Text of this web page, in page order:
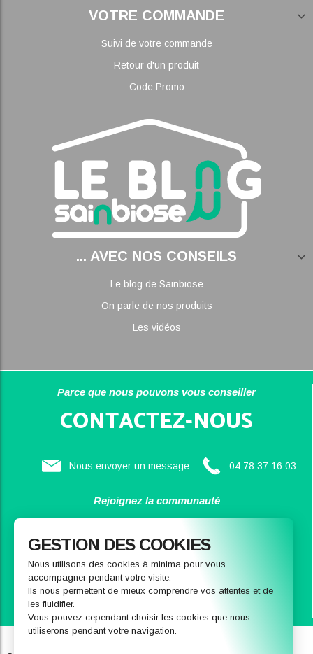
VOTRE COMMANDE
Suivi de votre commande
Retour d'un produit
Code Promo
... AVEC NOS CONSEILS
Le blog de Sainbiose
On parle de nos produits
Les vidéos
Parce que nous pouvons vous conseiller
CONTACTEZ-NOUS
Nous envoyer un message 04 78 37 16 03
Rejoignez la communauté
SAINBIOSE
GESTION DES COOKIES
Nous utilisons des cookies à minima pour vous
accompagner pendant votre visite.
Ils nous permettent de mieux comprendre vos attentes et de
les fluidifier.
Vous pouvez cependant choisir les cookies que nous
utiliserons pendant votre navigation.